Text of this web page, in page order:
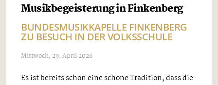
Musikbegeisterung in Finkenberg
BUNDESMUSIKKAPELLE FINKENBERG
ZU BESUCH IN DER VOLKSSCHULE
Mittwoch, 29. April 2026
Es ist bereits schon eine schöne Tradition, dass die